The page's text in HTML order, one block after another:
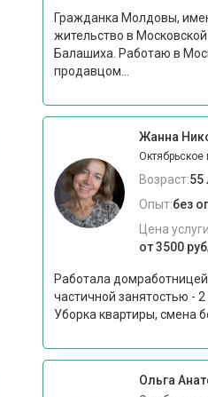
Гражданка Молдовы,
жительство в Московской
Балашиха. Работаю в
продавцом...
Жанна
Октябрьское
Возраст:55
Опыт:без
Цена
от 3500
Работала домработницей
частичной занятостью -
Уборка квартиры, смена
Ольга